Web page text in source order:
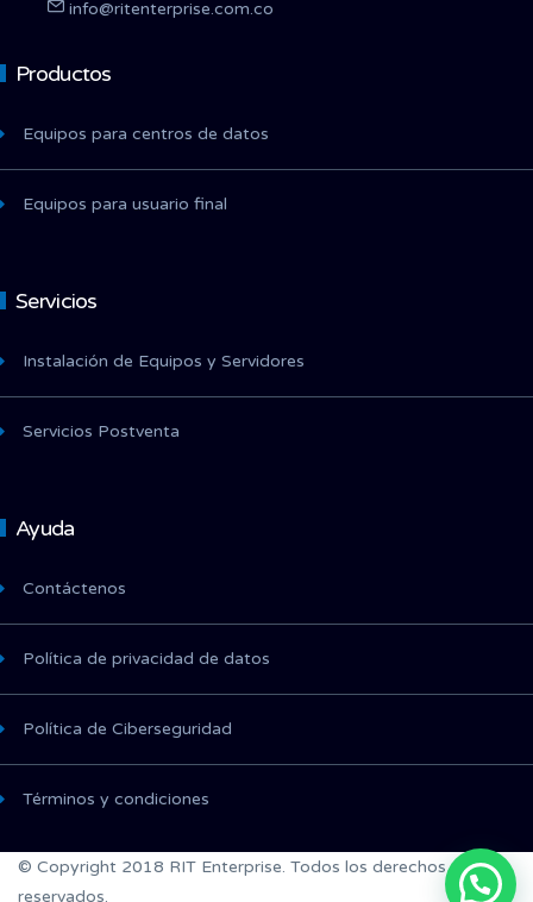
info@ritenterprise.com.co
Productos
Equipos para centros de datos
Equipos para usuario final
Servicios
Instalación de Equipos y Servidores
Servicios Postventa
Ayuda
Contáctenos
Política de privacidad de datos
Política de Ciberseguridad
Términos y condiciones
© Copyright 2018 RIT Enterprise. Todos los derechos
reservados.